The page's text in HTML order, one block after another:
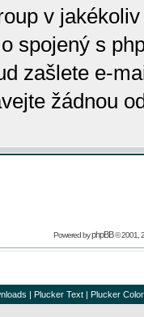
v
spojený s
zašlete e-
žádnou
Powered byphpBB© 2001,
| Plucker Text | Plucker Color